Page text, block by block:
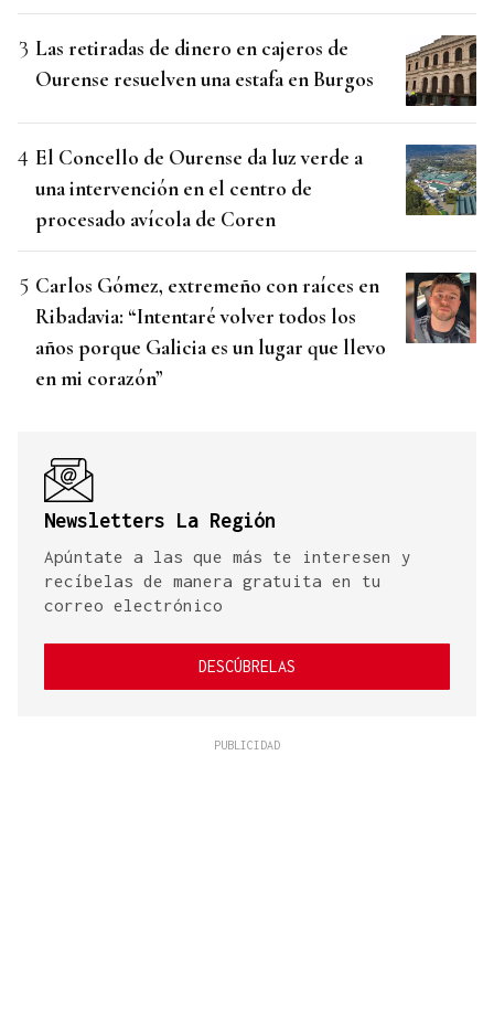
Las retiradas de dinero en cajeros de
Ourense resuelven una estafa en Burgos
El Concello de Ourense da luz verde a
una intervención en el centro de
procesado avícola de Coren
Carlos Gómez, extremeño con raíces en
Ribadavia: “Intentaré volver todos los
años porque Galicia es un lugar que llevo
en mi corazón”
Newsletters La Región
Apúntate a las que más te interesen y
recíbelas de manera gratuita en tu
correo electrónico
DESCÚBRELAS